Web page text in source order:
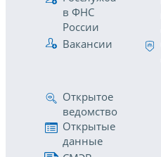
в ФНС
России
Вакансии
Открытое
ведомство
Открытые
данные